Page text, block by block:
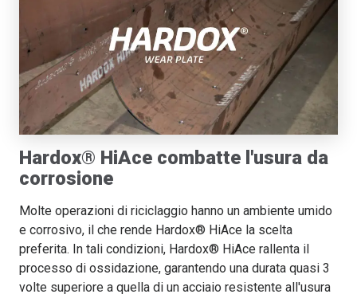
Hardox® HiAce combatte l'usura da
corrosione
Molte operazioni di riciclaggio hanno un ambiente umido
e corrosivo, il che rende Hardox® HiAce la scelta
preferita. In tali condizioni, Hardox® HiAce rallenta il
processo di ossidazione, garantendo una durata quasi 3
volte superiore a quella di un acciaio resistente all'usura